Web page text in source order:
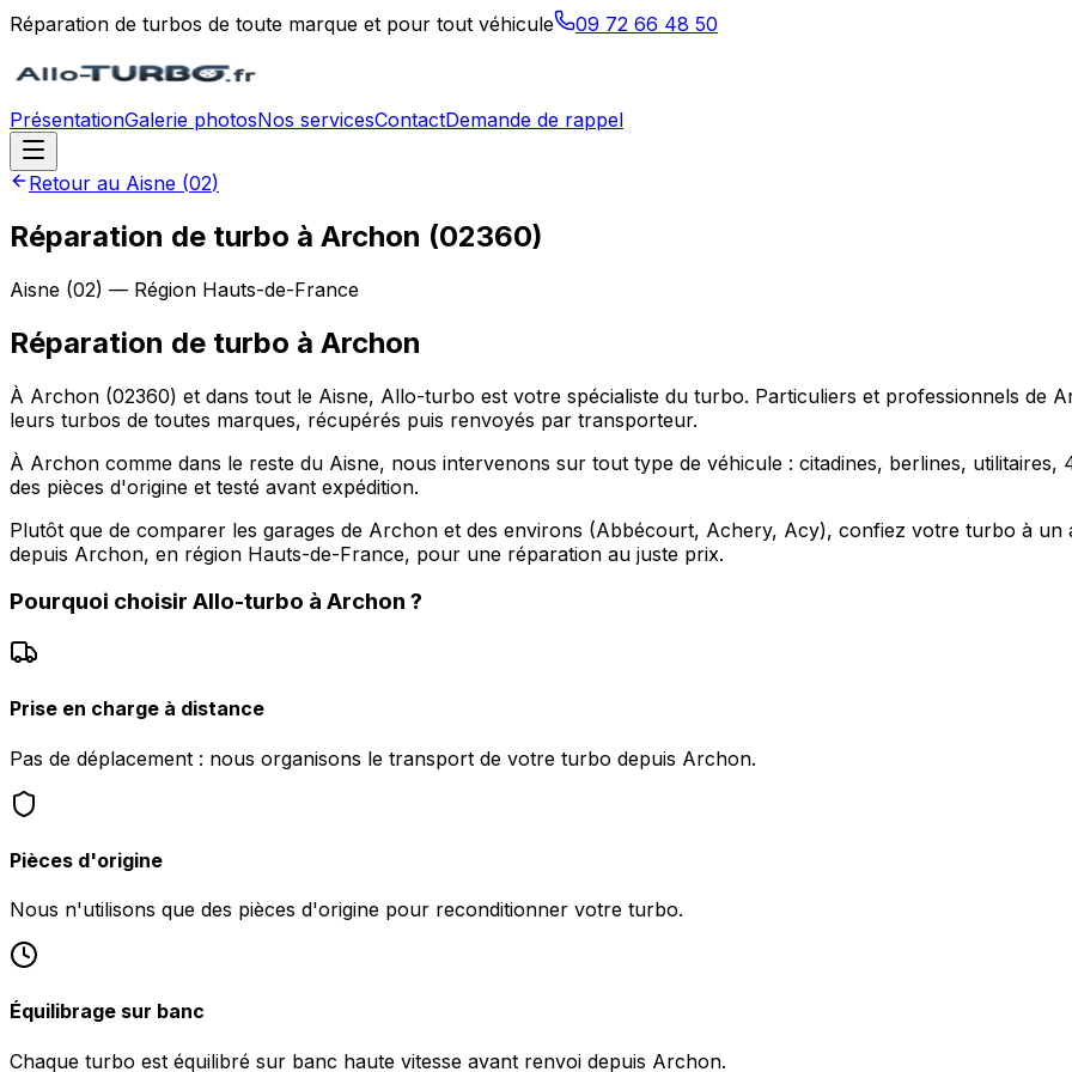
Réparation de turbos de toute marque et pour tout véhicule 09 72 66 48 50
PrésentationGalerie photosNos servicesContactDemande de rappel
Retour au Aisne (02)
Réparation de turbo à Archon (02360)
Aisne (02) — Région Hauts-de-France
Réparation de turbo à Archon
À Archon (02360) et dans tout le Aisne, Allo-turbo est votre spécialiste du turbo. Particuliers et professionnels de
leurs turbos de toutes marques, récupérés puis renvoyés par transporteur.
À Archon comme dans le reste du Aisne, nous intervenons sur tout type de véhicule : citadines, berlines,
des pièces d'origine et testé avant expédition.
Plutôt que de comparer les garages de Archon et des environs (Abbécourt, Achery, Acy), confiez votre turbo à
depuis Archon, en région Hauts-de-France, pour une réparation au juste prix.
Pourquoi choisir Allo-turbo à Archon ?
Prise en charge à distance
Pas de déplacement : nous organisons le transport de votre turbo depuis Archon.
Pièces d'origine
Nous n'utilisons que des pièces d'origine pour reconditionner votre turbo.
Équilibrage sur banc
Chaque turbo est équilibré sur banc haute vitesse avant renvoi depuis Archon.